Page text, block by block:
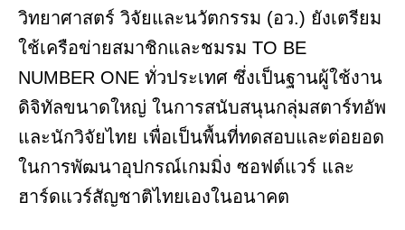
วิทยาศาสตร์ วิจัยและนวัตกรรม (อว.) ยังเตรียม
ใช้เครือข่ายสมาชิกและชมรม TO BE
NUMBER ONE ทั่วประเทศ ซึ่งเป็นฐานผู้ใช้งาน
ดิจิทัลขนาดใหญ่ ในการสนับสนุนกลุ่มสตาร์ทอัพ
และนักวิจัยไทย เพื่อเป็นพื้นที่ทดสอบและต่อยอด
ในการพัฒนาอุปกรณ์เกมมิ่ง ซอฟต์แวร์ และ
ฮาร์ดแวร์สัญชาติไทยเองในอนาคต